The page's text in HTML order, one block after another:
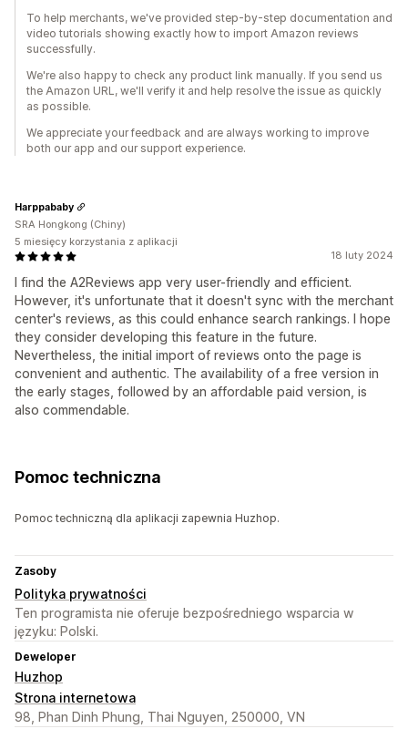
To help merchants, we've provided step-by-step documentation and
video tutorials showing exactly how to import Amazon reviews
successfully.
We're also happy to check any product link manually. If you send us
the Amazon URL, we'll verify it and help resolve the issue as quickly
as possible.
We appreciate your feedback and are always working to improve
both our app and our support experience.
18 luty 2024
I find the A2Reviews app very user-friendly and efficient.
However, it's unfortunate that it doesn't sync with the merchant
center's reviews, as this could enhance search rankings. I hope
they consider developing this feature in the future.
Nevertheless, the initial import of reviews onto the page is
convenient and authentic. The availability of a free version in
the early stages, followed by an affordable paid version, is
also commendable.
Harppababy
SRA Hongkong (Chiny)
5 miesięcy korzystania z aplikacji
Pomoc techniczna
Pomoc techniczną dla aplikacji zapewnia Huzhop.
Zasoby
Polityka prywatności
Ten programista nie oferuje bezpośredniego wsparcia w
języku: Polski.
Deweloper
Huzhop
Strona internetowa
98, Phan Dinh Phung, Thai Nguyen, 250000, VN